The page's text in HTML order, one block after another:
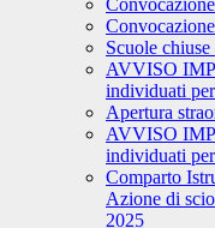
Scuole
AVVISO
individuati
Apertura
AVVISO
individuati
Comparto
Azione di
2025